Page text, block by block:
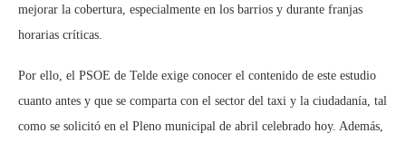
mejorar la cobertura, especialmente en los barrios y durante franjas
horarias críticas.
Por ello, el PSOE de Telde exige conocer el contenido de este estudio
cuanto antes y que se comparta con el sector del taxi y la ciudadanía, tal
como se solicitó en el Pleno municipal de abril celebrado hoy. Además,